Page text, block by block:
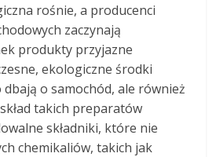
rośnie, a producenci
zaczynają
produkty przyjazne
ekologiczne środki
dbają o samochód, ale również
takich preparatów
składniki, które nie
chemikaliów, takich jak